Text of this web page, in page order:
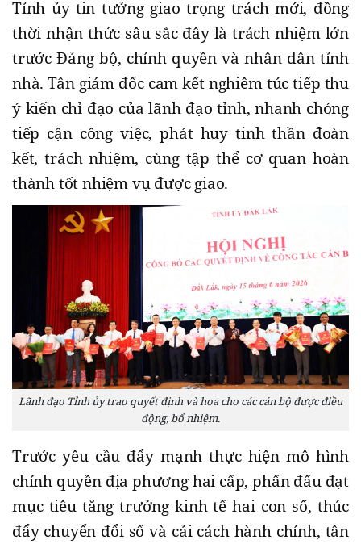
Tỉnh ủy tin tưởng giao trọng trách mới, đồng
thời nhận thức sâu sắc đây là trách nhiệm lớn
trước Đảng bộ, chính quyền và nhân dân tỉnh
nhà. Tân giám đốc cam kết nghiêm túc tiếp thu
ý kiến chỉ đạo của lãnh đạo tỉnh, nhanh chóng
tiếp cận công việc, phát huy tinh thần đoàn
kết, trách nhiệm, cùng tập thể cơ quan hoàn
thành tốt nhiệm vụ được giao.
Lãnh đạo Tỉnh ủy trao quyết định và hoa cho các cán bộ được điều
động, bổ nhiệm.
Trước yêu cầu đẩy mạnh thực hiện mô hình
chính quyền địa phương hai cấp, phấn đấu đạt
mục tiêu tăng trưởng kinh tế hai con số, thúc
đẩy chuyển đổi số và cải cách hành chính, tân